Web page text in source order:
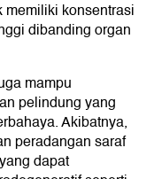
konsentrasi
dibanding organ
mampu
pelindung yang
Akibatnya,
peradangan saraf
dapat